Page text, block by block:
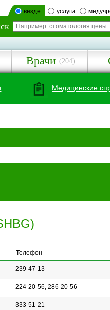
везде услуги
Врачи (204)
Медицинские
Телефон
239-47-13
224-20-56, 286-20-56
333-51-21